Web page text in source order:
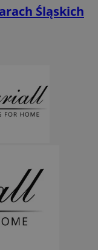
Śląskich